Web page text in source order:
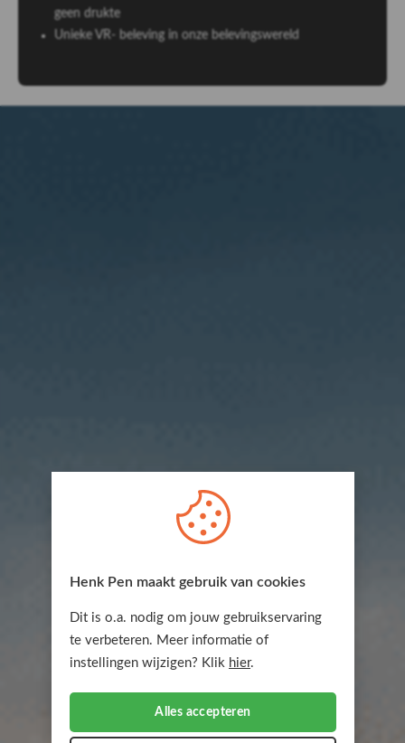
Henk Pen maakt gebruik van cookies
Dit is o.a. nodig om jouw gebruikservaring
te verbeteren. Meer informatie of
instellingen wijzigen? Klik hier.
Alles accepteren
geen drukte
Unieke VR- beleving in onze belevingswereld